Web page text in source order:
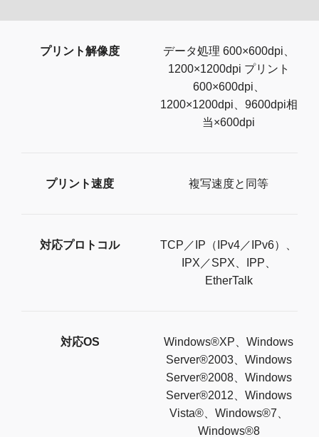
プリント解像度
データ処理 600×600dpi、
1200×1200dpi プリント
600×600dpi、
1200×1200dpi、9600dpi相
当×600dpi
プリント速度 複写速度と同等
対応プロトコル
TCP／IP（IPv4／IPv6）、
IPX／SPX、IPP、
EtherTalk
対応OS
Windows®XP、Windows
Server®2003、Windows
Server®2008、Windows
Server®2012、Windows
Vista®、Windows®7、
Windows®8